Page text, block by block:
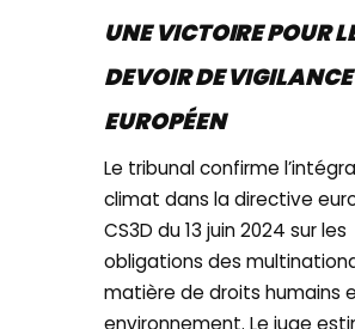
UNE VICTOIRE POUR
DEVOIR DE VIGILANCE
EUROPÉEN
Le tribunal confirme
climat dans la directive
CS3D du 13 juin 2024 sur les
obligations des
matière de droits humains
environnement. Le juge